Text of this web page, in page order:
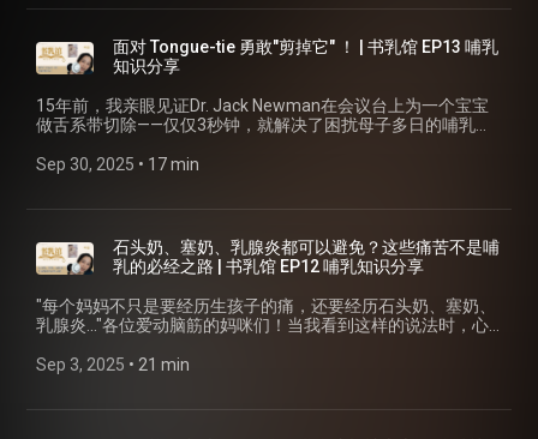
里!) 11:00 25%→35%还被停母乳的案例 11:56 如何问医生对的
发性奶量减少) 💡 Dr. Newman金句: "光是量体重,并不能把奶变
进宝宝的肚子里。" "如果宝宝喝奶喝得很好,看起来像个健康的
线,不是考试。总会有正常的人在3百分位。" 🎯 想深入了解如何
读懂生长曲线? 如果很多人想看,Lily会专门拍一支video手把手
在留言区告诉我你想看! 📞 需要一对一哺乳支持? 预约Zoom咨
https://youtu.be/Or2V8ZjSLVs?si=YPMiP2xY5x_Jdzqe EP11:
如何观察下巴停顿(chin pause)
https://youtu.be/YBACwUkYXBQ?si=wBiW8Ps2O6NqnbP0
EP16(下集): 晚发性奶量减少与奶速减缓 📱 关注书乳馆:
https://www.facebook.com/lilyanggugu/ #母乳喂养 #泌乳顾
问 #宝宝体重 #生长曲线 #DrJackNewman #书乳馆 #IBCLC
#breastfeeding #lactationconsultant
瘾、掩盖真正问题、皮肤过敏 ✅ 为什么"扁平乳头"、"凹陷乳
头"大多是误诊 ✅ 如果你已经在用乳头套而且很成功,为什么你
需要听完这一集 ✅ 真正解决乳头疼痛和含乳问题的方法 这一集
适合： 👉 正在考虑买乳头套的妈妈 👉 已经在使用乳头套的妈
妈 👉 曾经用过乳头套、想推荐给朋友的妈妈 📌 章节时间轴:
00:00 开场:什么是乳头套? 02:51 第一部分:乳头套真的有帮助
吗? 06:20 第二部分:因为乳头疼痛而使用 - 4大隐藏危机 11:31
第三部分:因为"乳头形状"担心 - 扁平/凹陷乳头的迷思 16:31 第
解决方案 23:56 结语 + 下一集预告 相关集数: 📌 宝宝吸吮能力
si=FUXbOtl93_WbmbMN 】 📌 含乳相关 【
https://youtu.be/YBACwUkYXBQ?si=lXTIFZLChLRRTSQm 】
si=bg0UGOzfu9W9I8U4 】 📌 Tongue-tie 【
https://youtu.be/ouIkgnbF27Y?si=SgD8MUZbT99rau0C 】 需
https://www.anggugu.com/courses/free-mini-class/ 】 🔗 预
面对 Tongue-tie 勇敢"剪掉它" ！ | 书乳馆 EP13 哺乳
知识分享
15年前，我亲眼见证Dr. Jack Newman在会议台上为一个宝宝
做舌系带切除——仅仅3秒钟，就解决了困扰母子多日的哺乳难
重要。 本集重点内容： ✂️ 什么是Tongue-tie？为什么它不只
相：发生率其实很低 🇲🇾 马来西亚实际情况：在哪里可以找到
会做tongue-tie切除的医生？ 💋 唇系带（Lip-tie）需要处理
吗？ 最震撼的故事： 一位塞尔维亚爸爸的25年痛苦经历，让我
们明白为什么他毫不犹豫地说："剪掉它。" 妈咪们请注意： · 你
的痛感和观察是重要的线索，不要怀疑自己 · 即使"边缘
性"tongue-tie也应该考虑处理 · 不要因为医生说"体重增长正
常"就忽略问题 · 早期处理不仅更简单，重新粘连机会也更低 📢
需要你的帮助： 如果你曾经为宝宝做过舌系带切除，请在评论
我们一起建立资源库，帮助更多有需要的妈咪！ 下期预告： 第
Sep 30, 2025 • 17 min
石头奶、塞奶、乳腺炎都可以避免？这些痛苦不是哺
乳的必经之路 | 书乳馆 EP12 哺乳知识分享
"每个妈妈不只是要经历生孩子的痛，还要经历石头奶、塞奶、
乳腺炎..."各位爱动脑筋的妈咪们！当我看到这样的说法时，心
妈妈都一定会经历这些痛苦，那就错了——因为这些都是可以避
Sep 3, 2025 • 21 min